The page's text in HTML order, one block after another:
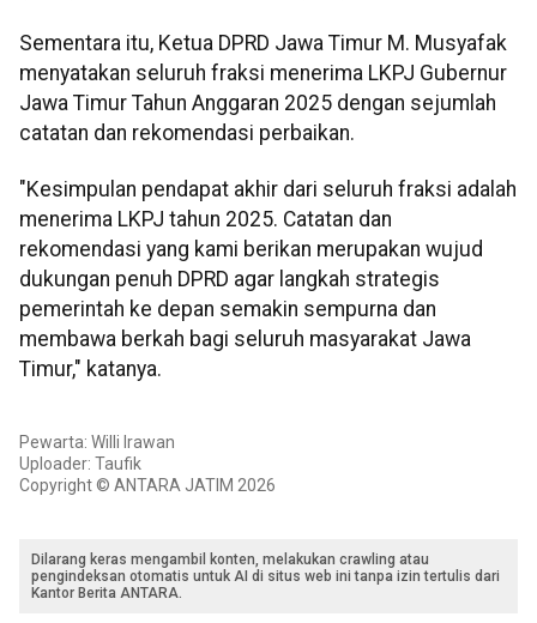
Sementara itu, Ketua DPRD Jawa Timur M. Musyafak
menyatakan seluruh fraksi menerima LKPJ Gubernur
Jawa Timur Tahun Anggaran 2025 dengan sejumlah
catatan dan rekomendasi perbaikan.
"Kesimpulan pendapat akhir dari seluruh fraksi adalah
menerima LKPJ tahun 2025. Catatan dan
rekomendasi yang kami berikan merupakan wujud
dukungan penuh DPRD agar langkah strategis
pemerintah ke depan semakin sempurna dan
membawa berkah bagi seluruh masyarakat Jawa
Timur," katanya.
Pewarta: Willi Irawan
Uploader: Taufik
Copyright © ANTARA JATIM 2026
Dilarang keras mengambil konten, melakukan crawling atau
pengindeksan otomatis untuk AI di situs web ini tanpa izin tertulis dari
Kantor Berita ANTARA.